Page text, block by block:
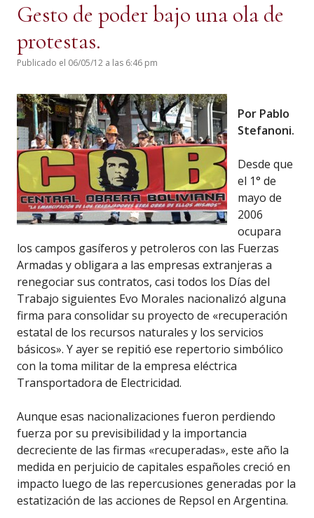
Gesto de poder bajo una ola de
protestas.
Publicado el 06/05/12 a las 6:46 pm
Por Pablo
Stefanoni.
Desde que
el 1° de
mayo de
2006
ocupara
los campos gasíferos y petroleros con las Fuerzas
Armadas y obligara a las empresas extranjeras a
renegociar sus contratos, casi todos los Días del
Trabajo siguientes Evo Morales nacionalizó alguna
firma para consolidar su proyecto de «recuperación
estatal de los recursos naturales y los servicios
básicos». Y ayer se repitió ese repertorio simbólico
con la toma militar de la empresa eléctrica
Transportadora de Electricidad.
Aunque esas nacionalizaciones fueron perdiendo
fuerza por su previsibilidad y la importancia
decreciente de las firmas «recuperadas», este año la
medida en perjuicio de capitales españoles creció en
impacto luego de las repercusiones generadas por la
estatización de las acciones de Repsol en Argentina.